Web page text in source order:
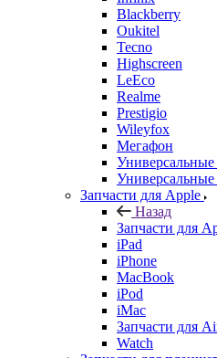
Blackberry
Oukitel
Tecno
Highscreen
LeEco
Realme
Prestigio
Wileyfox
Мегафон
Запчасти для Apple
Назад
Запчасти для
iPad
iPhone
MacBook
iPod
iMac
Запчасти для
Watch